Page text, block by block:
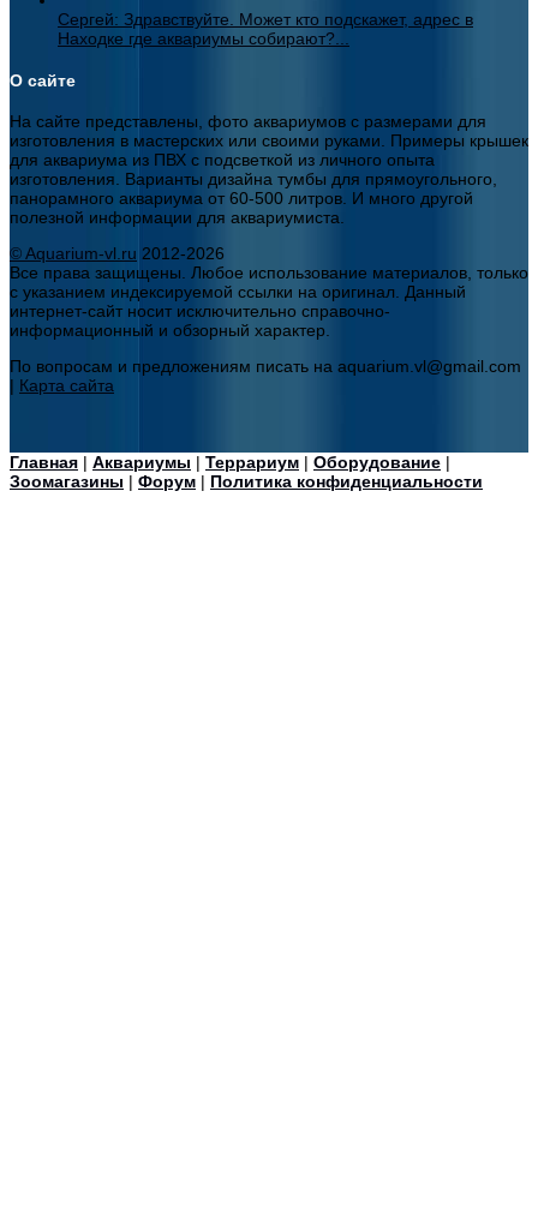
Сергей: Здравствуйте. Может кто подскажет, адрес в
Находке где аквариумы собирают?...
О сайте
На сайте представлены, фото аквариумов с размерами для
изготовления в мастерских или своими руками. Примеры крышек
для аквариума из ПВХ с подсветкой из личного опыта
изготовления. Варианты дизайна тумбы для прямоугольного,
панорамного аквариума от 60-500 литров. И много другой
полезной информации для аквариумиста.
© Aquarium-vl.ru 2012-2026
Все права защищены. Любое использование материалов, только
с указанием индексируемой ссылки на оригинал. Данный
интернет-сайт носит исключительно справочно-
информационный и обзорный характер.
По вопросам и предложениям писать на aquarium.vl@gmail.com
| Карта сайта
Главная | Аквариумы | Террариум | Оборудование |
Зоомагазины | Форум | Политика конфиденциальности